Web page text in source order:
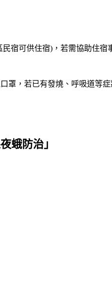
可供住宿)，若需協助住宿
，若已有發燒、呼吸道等症
蛾防治」